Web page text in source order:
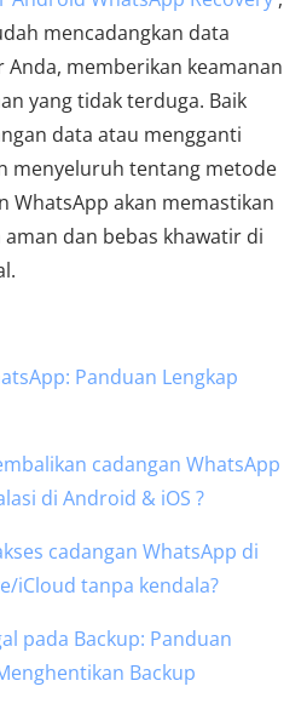
mencadangkan data
memberikan keamanan
yang tidak terduga. Baik
data atau mengganti
menyeluruh tentang metode
WhatsApp akan memastikan
dan bebas khawatir di
Panduan Lengkap
cadangan WhatsApp
di Android & iOS ?
cadangan WhatsApp di
iCloud tanpa kendala?
pada Backup: Panduan
Backup